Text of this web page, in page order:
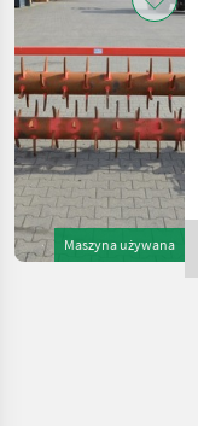
Maszyna używana